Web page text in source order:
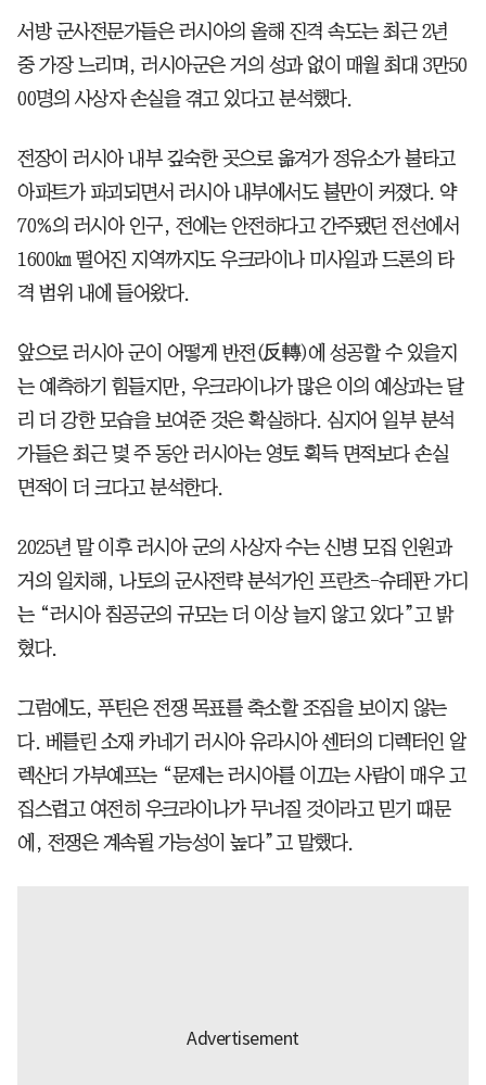
서방 군사전문가들은 러시아의 올해 진격 속도는 최근 2년
중 가장 느리며, 러시아군은 거의 성과 없이 매월 최대 3만50
00명의 사상자 손실을 겪고 있다고 분석했다.
전장이 러시아 내부 깊숙한 곳으로 옮겨가 정유소가 불타고
아파트가 파괴되면서 러시아 내부에서도 불만이 커졌다. 약
70%의 러시아 인구, 전에는 안전하다고 간주됐던 전선에서
1600㎞ 떨어진 지역까지도 우크라이나 미사일과 드론의 타
격 범위 내에 들어왔다.
앞으로 러시아 군이 어떻게 반전(反轉)에 성공할 수 있을지
는 예측하기 힘들지만, 우크라이나가 많은 이의 예상과는 달
리 더 강한 모습을 보여준 것은 확실하다. 심지어 일부 분석
가들은 최근 몇 주 동안 러시아는 영토 획득 면적보다 손실
면적이 더 크다고 분석한다.
2025년 말 이후 러시아 군의 사상자 수는 신병 모집 인원과
거의 일치해, 나토의 군사전략 분석가인 프란츠-슈테판 가디
는 “러시아 침공군의 규모는 더 이상 늘지 않고 있다”고 밝
혔다.
그럼에도, 푸틴은 전쟁 목표를 축소할 조짐을 보이지 않는
다. 베를린 소재 카네기 러시아 유라시아 센터의 디렉터인 알
렉산더 가부예프는 “문제는 러시아를 이끄는 사람이 매우 고
집스럽고 여전히 우크라이나가 무너질 것이라고 믿기 때문
에, 전쟁은 계속될 가능성이 높다”고 말했다.